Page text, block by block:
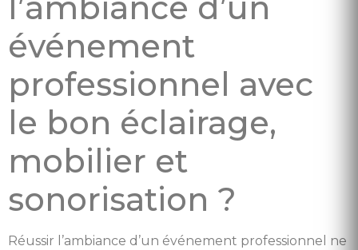
événement
professionnel avec
le bon éclairage,
mobilier et
sonorisation ?
Réussir l’ambiance d’un événement professionnel ne